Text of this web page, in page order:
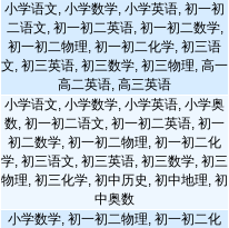
小学语文, 小学数学, 小学英语, 初一初
二语文, 初一初二英语, 初一初二数学,
初一初二物理, 初一初二化学, 初三语
文, 初三英语, 初三数学, 初三物理, 高一
高二英语, 高三英语
小学语文, 小学数学, 小学英语, 小学奥
数, 初一初二语文, 初一初二英语, 初一
初二数学, 初一初二物理, 初一初二化
学, 初三语文, 初三英语, 初三数学, 初三
物理, 初三化学, 初中历史, 初中地理, 初
中奥数
小学数学, 初一初二物理, 初一初二化